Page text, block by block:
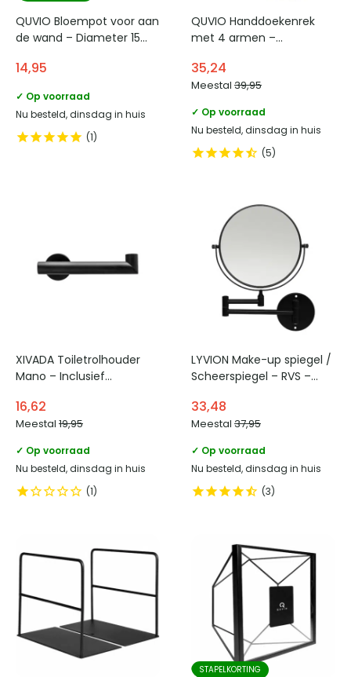
QUVIO Bloempot voor aan
de wand – Diameter 15
14,95
✓ Op voorraad
Nu besteld, dinsdag in huis
1
QUVIO Handdoekenrek
met 4 armen –
35,24
Meestal 39,95
✓ Op voorraad
Nu besteld, dinsdag in huis
5
XIVADA Toiletrolhouder
Mano – Inclusief
16,62
Meestal 19,95
✓ Op voorraad
Nu besteld, dinsdag in huis
1
LYVION Make-up spiegel /
Scheerspiegel – RVS –
33,48
Meestal 37,95
✓ Op voorraad
Nu besteld, dinsdag in huis
3
STAPELKORTING